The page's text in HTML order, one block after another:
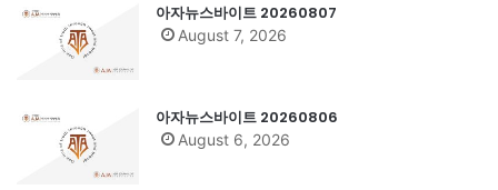
아자뉴스바이트 20260807
August 7, 2026
아자뉴스바이트 20260806
August 6, 2026